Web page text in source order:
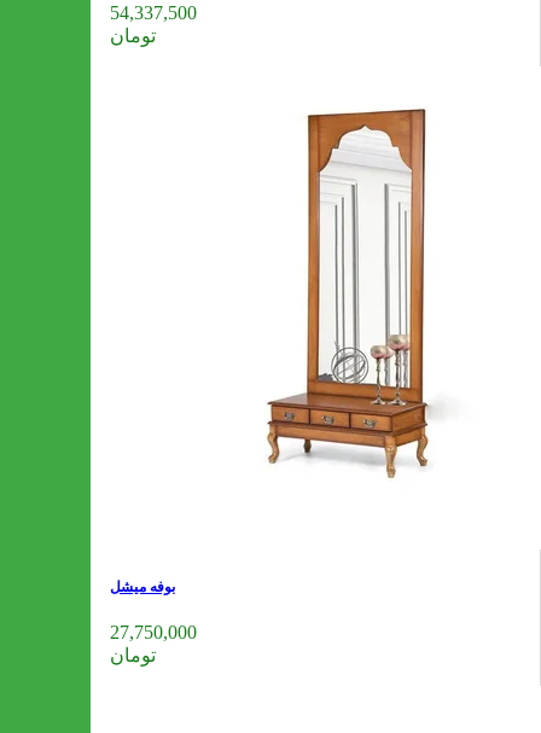
54,337,500
تومان
بوفه میشل
27,750,000
تومان